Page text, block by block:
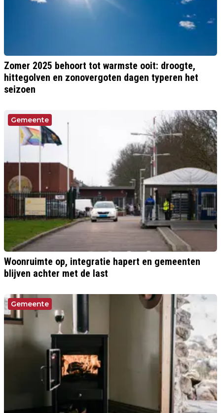
Zomer 2025 behoort tot warmste ooit: droogte,
hittegolven en zonovergoten dagen typeren het
seizoen
Gemeente
Woonruimte op, integratie hapert en gemeenten
blijven achter met de last
Gemeente